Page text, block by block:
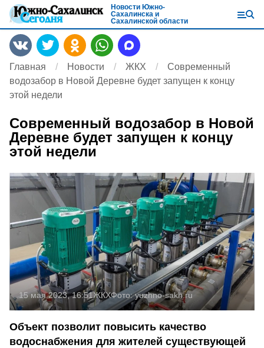
Новости Южно-
Сахалинска и
Сахалинской области
Главная Новости ЖКХ
Современный
водозабор в Новой Деревне будет запущен к концу
этой недели
Современный водозабор в Новой
Деревне будет запущен к концу
этой недели
15 мая 2023, 16:51ЖКХФото:yuzhno-sakh.ru
Объект позволит повысить качество
водоснабжения для жителей существующей